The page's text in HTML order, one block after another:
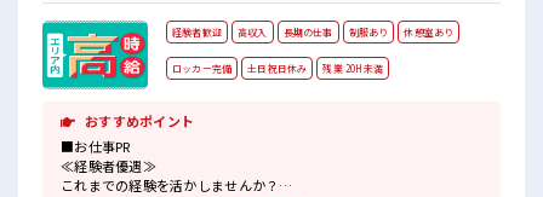
経験者歓迎 高収入 長期の仕事 制服あり 休憩室あり
ロッカー完備 土日祝日休み 残業 20H未満
おすすめポイント
■お仕事PR
≪経験者優遇≫
これまでの経験を活かしませんか？